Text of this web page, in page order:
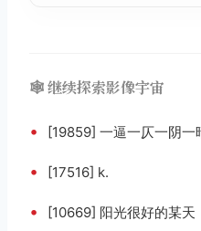
🕸️ 继续探索影像宇宙
• [19859] 一逼一仄一阴一
• [17516] k.
• [10669] 阳光很好的某天